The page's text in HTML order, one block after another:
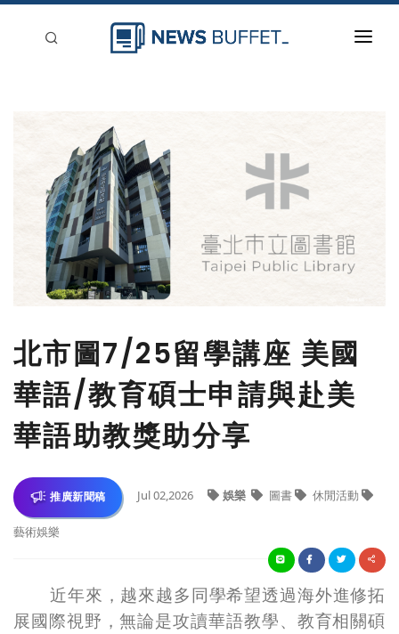
登入
刊登
北市圖7/25留學講座 美國
華語/教育碩士申請與赴美
華語助教獎助分享
推廣新聞稿 Jul 02,2026 娛樂 圖書 休閒活動
藝術娛樂
近年來，越來越多同學希望透過海外進修拓
展國際視野，無論是攻讀華語教學、教育相關碩